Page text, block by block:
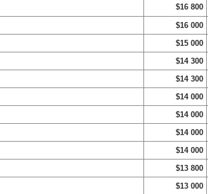
$16 800
$16 000
$15 000
$14 300
$14 300
$14 000
$14 000
$14 000
$14 000
$13 800
$13 000